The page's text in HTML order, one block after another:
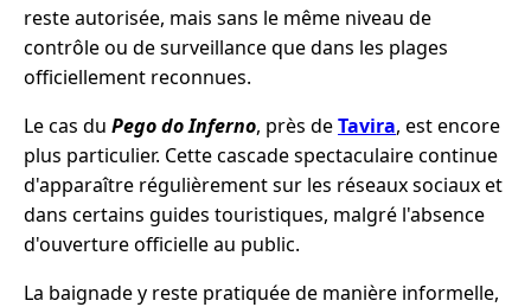
reste autorisée, mais sans le même niveau de
contrôle ou de surveillance que dans les plages
officiellement reconnues.
Le cas du Pego do Inferno, près deTavira, est encore
plus particulier. Cette cascade spectaculaire continue
d'apparaître régulièrement sur les réseaux sociaux et
dans certains guides touristiques, malgré l'absence
d'ouverture officielle au public.
La baignade y reste pratiquée de manière informelle,